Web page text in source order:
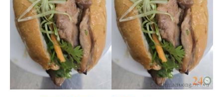
Hàng Tiêu Dùng
Xây Dựng
Tổng Hợp